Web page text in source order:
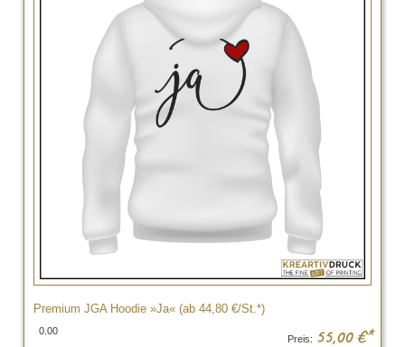
Premium JGA Hoodie »Ja« (ab 44,80 €/St.*)
0.00
Preis: 55,00 €*